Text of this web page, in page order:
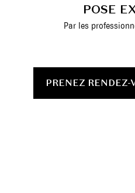
POSE
Par les
PRENEZ RENDEZ-